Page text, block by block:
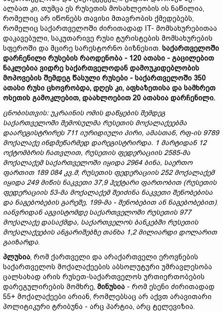
ალბათ კი, თუმცა ეს რუსეთის მოსახლეობის ის ნაწილია,
რომელიც არ იწონებს თავისი მთავრობის ქმედებებს,
რომელიც საქართველოში ძირითადად IT- მომსახურებითაა
დაკავებული, საკუთარივე რუსი ტურისტების მომსახურების
სფეროში და მცირე სარესტორნო ბიზნესით. საქართველოში
დარჩენილი რუსების რაოდენობა - 120 ათასი - გაცილებით
ნაკლებია ვიდრე საქართველოდან დამოუკიდებლობის
მოპოვების შემდეგ წასული რუსები - საქართველოში 350
ათასი რუსი ცხოვრობდა, დღეს კი, აფხაზეთისა და სამხრეთ
ოსეთის გამოკლებით, დაახლოებით 20 ათასია დარჩენილი.
ცნობისთვის: უკრაინის ომის დაწყების შემდეგ
საქართველოში შემოსულმა რუსეთის მოქალაქეებმა
დაარეგისტრირეს 711 იურიდიული პირი, ამასთან, რფ-ის 9789
მოქალაქე ინდმეწარმედ დარეგისტრირდა. 1 მარტიდან 12
ოქტომბრის ჩათვლით, რუსეთის ფედერაციის 2585-მა
მოქალაქემ საქართველოში იყიდა 2964 ბინა, საერთო
ფართით 189 084 კვ.მ; რუსეთის ფედერაციის 252 მოქალაქემ
იყიდა 249 მიწის ნაკვეთი 37,9 ჰექტარი ფართობით (რუსეთის
ფედერაციის 53-მა მოქალაქემ შეიძინა ნაკვეთი შენობებისა
და ნაგებობების გარეშე, 199-მა - შენობებით ან ნაგებობებით).
იანვრიდან აგვისტომდე საქართველოში რუსეთის 977
მოქალაქე დასაქმდა, საქართველოს ბანკებში რუსეთის
მოქალაქეების ანგარიშებზე თანხა 1,2 მილიარდი დოლარით
გაიზარდა.
პლუსია, რომ ქართველი და არაქართველი ეროვნების
საქართველოს მოქალაქეების აბსოლუტური უმრავლესობა
ცალსახად არის რუსეთ-საქართველოს ურთიერთობების
დარეგულირების მომხრე, მინუსია - რომ ესენი ძირითადად
55+ მოქალაქეები არიან, რომლებსაც არ აქვთ არავითარი
პოლიტიკური ტრიბუნა - არც პარტია, არც ტელევიზია.